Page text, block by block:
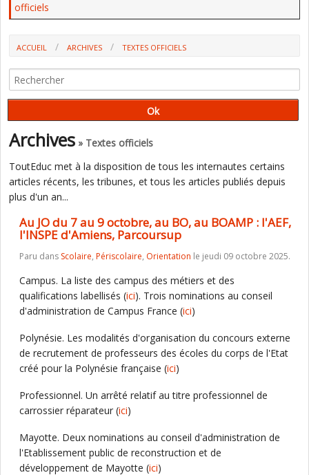
officiels
ACCUEIL ARCHIVES
TEXTES OFFICIELS
D'AMIENS, PARCOURSUP
Archives » Textes officiels
ToutEduc met à la disposition de tous les internautes certains
articles récents, les tribunes, et tous les articles publiés depuis
plus d'un an...
Au JO du 7 au 9 octobre, au BO, au BOAMP : l'AEF,
l'INSPE d'Amiens, Parcoursup
Paru dans Scolaire, Périscolaire, Orientation le jeudi 09 octobre 2025.
Campus. La liste des campus des métiers et des
qualifications labellisés (ici). Trois nominations au conseil
d'administration de Campus France (ici)
Polynésie. Les modalités d'organisation du concours externe
de recrutement de professeurs des écoles du corps de l'Etat
créé pour la Polynésie française (ici)
Professionnel. Un arrêté relatif au titre professionnel de
carrossier réparateur (ici)
Mayotte. Deux nominations au conseil d'administration de
l'Etablissement public de reconstruction et de
développement de Mayotte (ici)